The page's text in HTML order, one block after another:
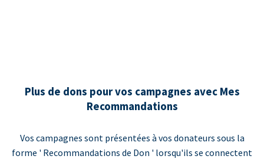
Plus de dons pour vos campagnes avec Mes
Recommandations
Vos campagnes sont présentées à vos donateurs sous la
forme ' Recommandations de Don ' lorsqu'ils se connectent